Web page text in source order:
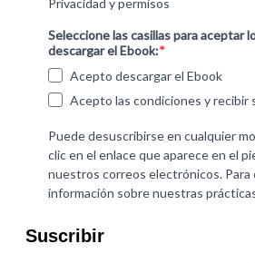
Suscribir